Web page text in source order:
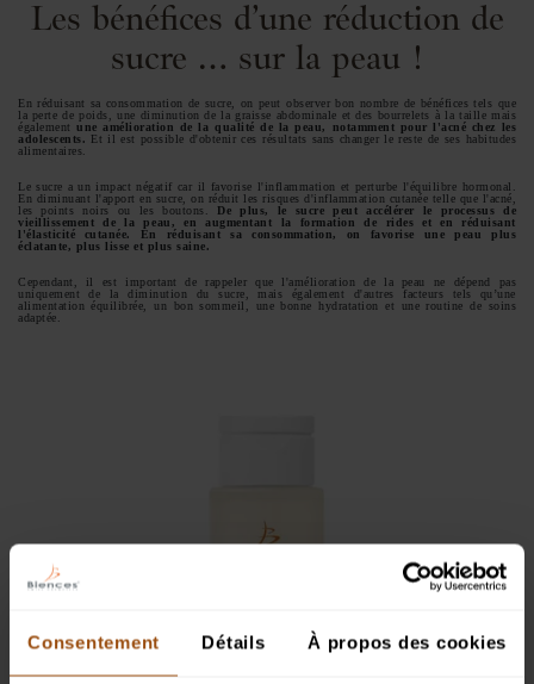
Consentement Détails À propos des cookies
Les bénéfices d’une réduction de
sucre … sur la peau !
En réduisant sa consommation de sucre, on peut observer bon nombre de bénéfices tels que
la perte de poids, une diminution de la graisse abdominale et des bourrelets à la taille mais
également une amélioration de la qualité de la peau, notamment pour l'acné chez les
adolescents. Et il est possible d'obtenir ces résultats sans changer le reste de ses habitudes
alimentaires.
Le sucre a un impact négatif car il favorise l'inflammation et perturbe l'équilibre hormonal.
En diminuant l'apport en sucre, on réduit les risques d'inflammation cutanée telle que l'acné,
les points noirs ou les boutons. De plus, le sucre peut accélérer le processus de
vieillissement de la peau, en augmentant la formation de rides et en réduisant
l'élasticité cutanée. En réduisant sa consommation, on favorise une peau plus
éclatante, plus lisse et plus saine.
Cependant, il est important de rappeler que l'amélioration de la peau ne dépend pas
uniquement de la diminution du sucre, mais également d'autres facteurs tels qu’une
alimentation équilibrée, un bon sommeil, une bonne hydratation et une routine de soins
adaptée.